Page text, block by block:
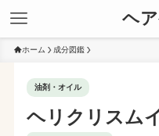
ヘ
ホーム 成分図鑑
油剤・オイル
ヘリクリスム